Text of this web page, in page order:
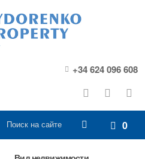
+34 624 096 608
0